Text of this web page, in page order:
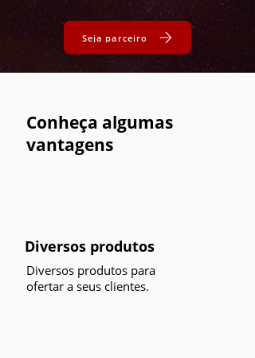
Seja parceiro
Conheça algumas
vantagens
Diversos produtos
Diversos produtos para
ofertar a seus clientes.